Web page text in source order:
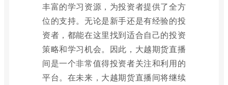
丰富的学习资源，为投资者提供了全方
位的支持。无论是新手还是有经验的投
资者，都能在这里找到适合自己的投资
策略和学习机会。因此，大越期货直播
间是一个非常值得投资者关注和利用的
平台。在未来，大越期货直播间将继续